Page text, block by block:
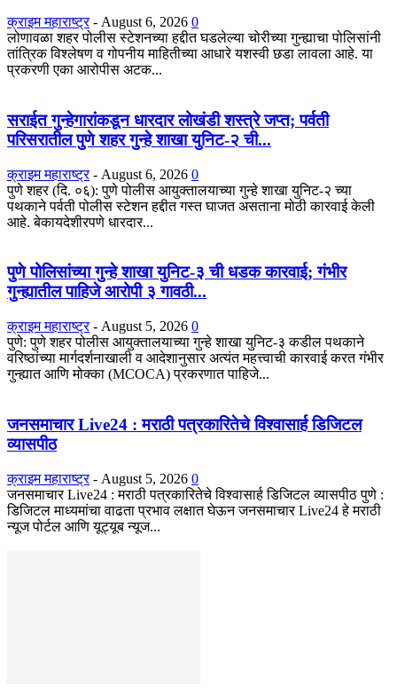
क्राइम महाराष्ट्र - August 6, 2026 0
​लोणावळा शहर पोलीस स्टेशनच्या हद्दीत घडलेल्या चोरीच्या गुन्ह्याचा पोलिसांनी
तांत्रिक विश्लेषण व गोपनीय माहितीच्या आधारे यशस्वी छडा लावला आहे. या
प्रकरणी एका आरोपीस अटक...
सराईत गुन्हेगारांकडून धारदार लोखंडी शस्त्रे जप्त; पर्वती
परिसरातील पुणे शहर गुन्हे शाखा युनिट-२ ची...
क्राइम महाराष्ट्र - August 6, 2026 0
पुणे शहर (दि. ०६): पुणे पोलीस आयुक्तालयाच्या गुन्हे शाखा युनिट-२ च्या
पथकाने पर्वती पोलीस स्टेशन हद्दीत गस्त घाजत असताना मोठी कारवाई केली
आहे. बेकायदेशीरपणे धारदार...
पुणे पोलिसांच्या गुन्हे शाखा युनिट-३ ची धडक कारवाई; गंभीर
गुन्ह्यातील पाहिजे आरोपी ३ गावठी...
क्राइम महाराष्ट्र - August 5, 2026 0
पुणे: पुणे शहर पोलीस आयुक्तालयाच्या गुन्हे शाखा युनिट-३ कडील पथकाने
वरिष्ठांच्या मार्गदर्शनाखाली व आदेशानुसार अत्यंत महत्त्वाची कारवाई करत गंभीर
गुन्ह्यात आणि मोक्का (MCOCA) प्रकरणात पाहिजे...
जनसमाचार Live24 : मराठी पत्रकारितेचे विश्वासार्ह डिजिटल
व्यासपीठ
क्राइम महाराष्ट्र - August 5, 2026 0
जनसमाचार Live24 : मराठी पत्रकारितेचे विश्वासार्ह डिजिटल व्यासपीठ पुणे :
डिजिटल माध्यमांचा वाढता प्रभाव लक्षात घेऊन जनसमाचार Live24 हे मराठी
न्यूज पोर्टल आणि यूट्यूब न्यूज...